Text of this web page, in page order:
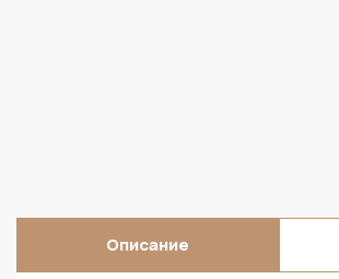
Описание